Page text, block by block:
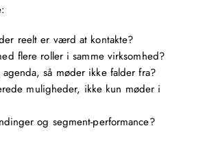
reelt er værd at kontakte?
flere roller i samme virksomhed?
så møder ikke falder fra?
muligheder, ikke kun møder i
og segment-performance?